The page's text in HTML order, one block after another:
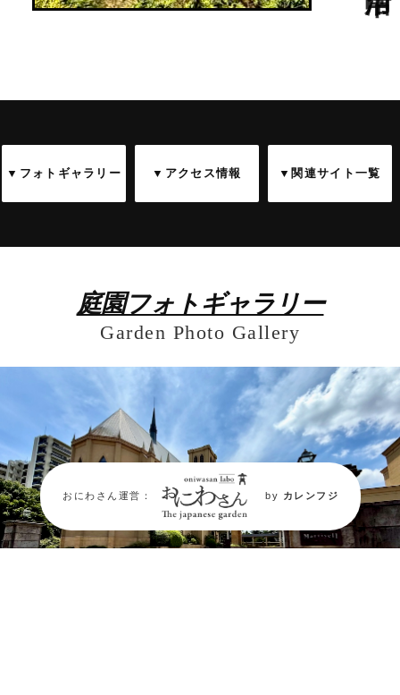
▼フォトギャラリー ▼アクセス情報 ▼関連サイト一覧
庭園フォトギャラリー
Garden Photo Gallery
おにわさん運営： by カレンフジ